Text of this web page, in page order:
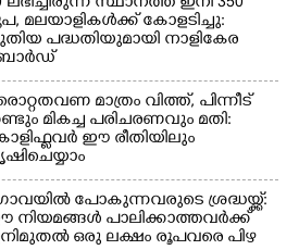
മലയാളികൾക്ക് കോളടിച്ചു:
പദ്ധതിയുമായി നാളികേര
മാത്രം വിത്ത്, പിന്നീട്
മികച്ച പരിചരണവും മതി:
ഈ രീതിയിലും
പോകുന്നവരുടെ ശ്രദ്ധയ്ക്ക്:
നിയമങ്ങൾ പാലിക്കാത്തവർക്ക്
ഒരു ലക്ഷം രൂപവരെ പിഴ